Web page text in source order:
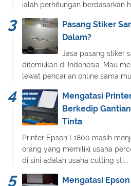
ialah perhitungan berdasarkan
Pasang Stiker
Dalam?
Jasa pasang stiker
ditemukan di Indonesia. Mau
lewat pencarian online sama
Mengatasi
Berkedip
Tinta
Printer Epson L1800 masih
orang yang memiliki usaha
di sini adalah usaha cutting sti...
Mengatasi